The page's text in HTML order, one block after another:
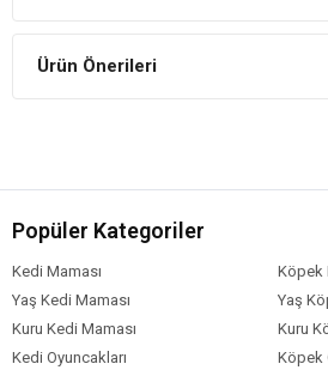
Ürün Önerileri
Popüler Kategoriler
Kedi Maması
Köpek
Yaş Kedi Maması
Yaş
Kuru Kedi Maması
Kuru
Kedi Oyuncakları
Köpek